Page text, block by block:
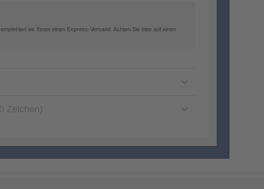
empfehlen wir Ihnen einen Express-Versand. Achten Sie bitte auf einen